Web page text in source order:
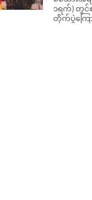
၁ရက်) တွင်
တိုက်ပွဲကြော